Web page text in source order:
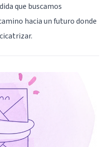
que buscamos
hacia un futuro donde